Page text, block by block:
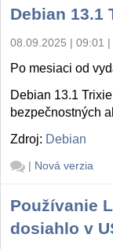
Debian 13.1
08.09.2025 | 09:01 |
Po mesiaci od
Debian 13.1
bezpečnostných
Zdroj: Debian
| Nová verzia
Používanie
dosiahlo v